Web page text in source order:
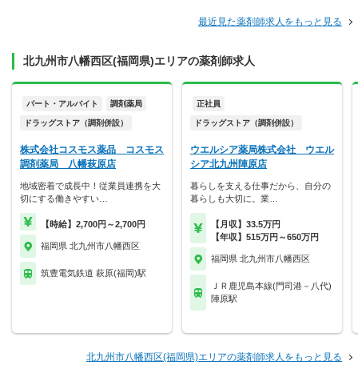
最近見た薬剤師求人をもっと見る
北九州市八幡西区(福岡県)エリアの薬剤師求人
パート・アルバイト 調剤薬局
ドラッグストア（調剤併設）
株式会社コスモス薬品 コスモス
調剤薬局 八幡萩原店
地域密着で成長中！従業員連携を大
切にする働きやすい…
【時給】2,700円～2,700円
福岡県 北九州市八幡西区
筑豊電気鉄道 萩原(福岡)駅
正社員
ドラッグストア（調剤併設）
ウエルシア薬局株式会社 ウエル
シア北九州陣原店
暮らしを支える仕事だから、自分の
暮らしも大切に。業…
【月収】33.5万円
【年収】515万円～650万円
福岡県 北九州市八幡西区
ＪＲ鹿児島本線(門司港－八代)
陣原駅
北九州市八幡西区(福岡県)エリアの薬剤師求人をもっと見る